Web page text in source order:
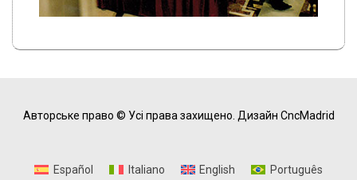
Авторське право © Усі права захищено. Дизайн CncMadrid
Español Italiano English Português